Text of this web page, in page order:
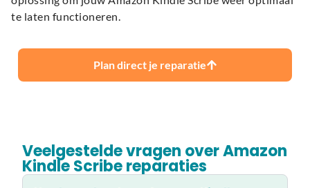
te laten functioneren.
Plan direct je reparatie
Veelgestelde vragen over Amazon
Kindle Scribe reparaties